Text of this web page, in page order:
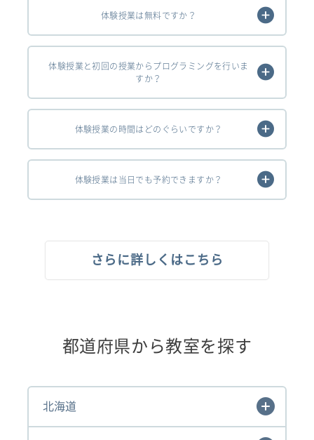
体験授業は無料ですか？
体験授業と初回の授業からプログラミングを行いま
すか？
体験授業の時間はどのぐらいですか？
体験授業は当日でも予約できますか？
さらに詳しくはこちら
都道府県から教室を探す
北海道